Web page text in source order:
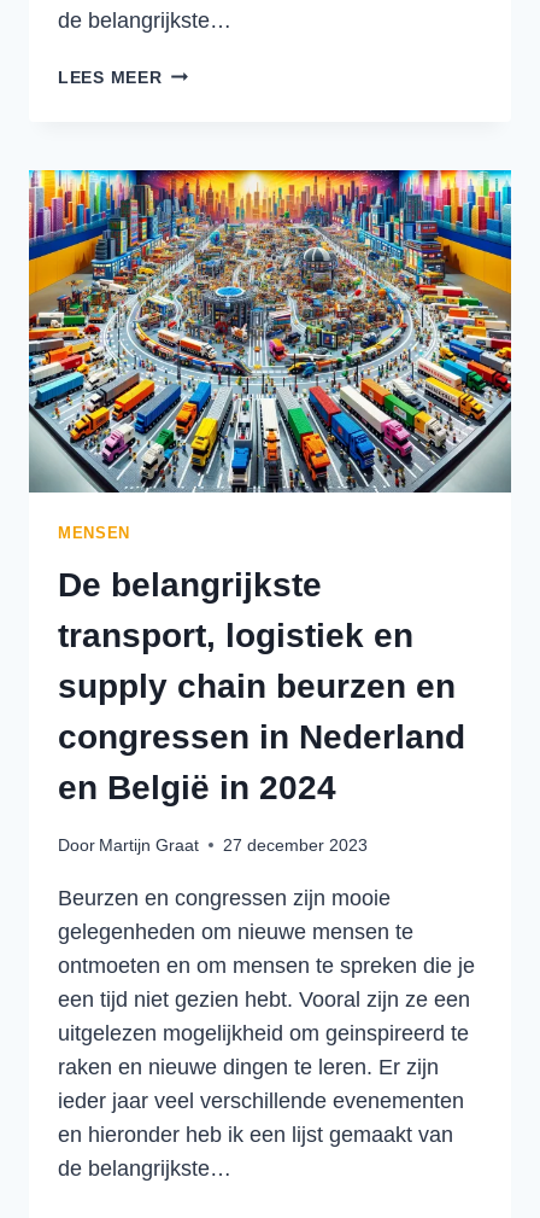
de belangrijkste…
LEES MEERDE
EN
SUPPLY
CHAIN
BEURZEN
EN
CONGRESSEN
IN
EUROPA
IN
2024
MENSEN
De belangrijkste
transport, logistiek en
supply chain beurzen en
congressen in Nederland
en België in 2024
Door Martijn Graat 27 december 2023
Beurzen en congressen zijn mooie
gelegenheden om nieuwe mensen te
ontmoeten en om mensen te spreken die je
een tijd niet gezien hebt. Vooral zijn ze een
uitgelezen mogelijkheid om geinspireerd te
raken en nieuwe dingen te leren. Er zijn
ieder jaar veel verschillende evenementen
en hieronder heb ik een lijst gemaakt van
de belangrijkste…